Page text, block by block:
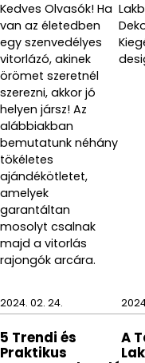
Kedves Olvasók! Ha
van az életedben
egy szenvedélyes
vitorlázó, akinek
örömet szeretnél
szerezni, akkor jó
helyen jársz! Az
alábbiakban
bemutatunk néhány
tökéletes
ajándékötletet,
amelyek
garantáltan
mosolyt csalnak
majd a vitorlás
rajongók arcára.
2024. 02. 24.
5 Trendi és
Praktikus
A